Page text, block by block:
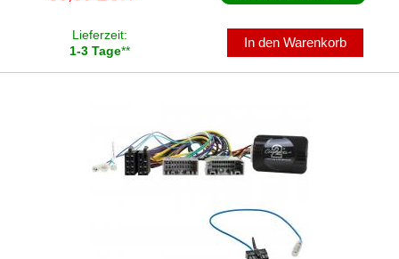
Lieferzeit:
1-3 Tage**
In den Warenkorb